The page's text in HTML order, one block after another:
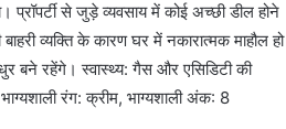
से जुड़े व्यवसाय में कोई अच्छी डील होने
व्यक्ति के कारण घर में नकारात्मक माहौल हो
बने रहेंगे। स्वास्थ्य: गैस और एसिडिटी की
रंग: क्रीम, भाग्यशाली अंक: 8